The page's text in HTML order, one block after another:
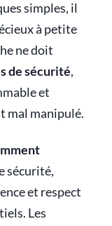
simples, il
à petite
ne doit
de sécurité,
et
mal manipulé.
sécurité,
et respect
Les